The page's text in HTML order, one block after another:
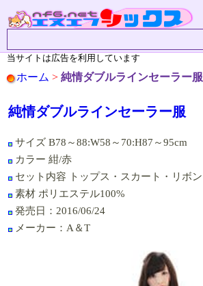
当サイトは広告を利用しています
ホーム > 純情ダブルラインセーラー服
純情ダブルラインセーラー服
サイズ B78～88:W58～70:H87～95cm
カラー 紺/赤
セット内容 トップス・スカート・リボン
素材 ポリエステル100%
発売日：2016/06/24
メーカー：A＆T